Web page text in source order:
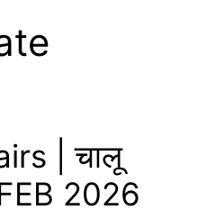
| चालू
2026